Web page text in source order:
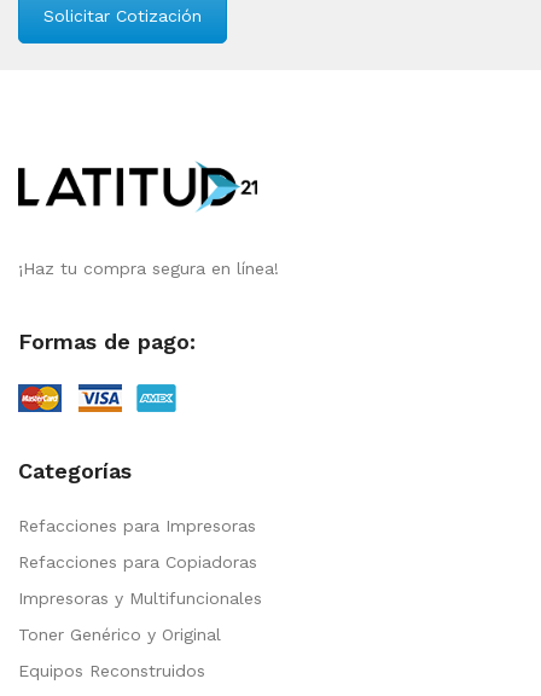
Solicitar Cotización
¡Haz tu compra segura en línea!
Formas de pago:
Categorías
Refacciones para Impresoras
Refacciones para Copiadoras
Impresoras y Multifuncionales
Toner Genérico y Original
Equipos Reconstruidos